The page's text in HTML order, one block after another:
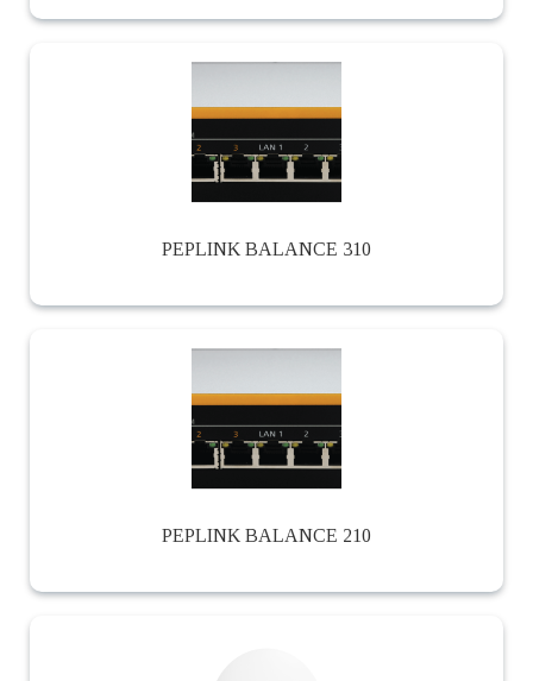
PEPLINK BALANCE 310
PEPLINK BALANCE 210